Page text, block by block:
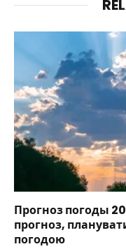
Прогноз погоды
прогноз,
погодою